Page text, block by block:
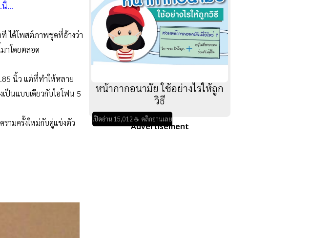
นี้...
ที ได้โพสต์ภาพชุดที่อ้างว่า
าโดยตลอด
นิ้ว แต่ที่ทำให้หลาย
เป็นแบบเดียวกับไอโฟน 5
ามครั้งใหม่กับคู่แข่งตัว
หน้ากากอนามัย ใช้อย่างไรให้ถูก
วิธี
เปิดอ่าน 15,012 ☕ คลิกอ่านเลย
Advertisement